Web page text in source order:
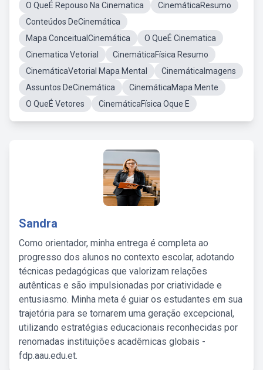
O QueÉ Repouso Na Cinematica
CinemáticaResumo
Conteúdos DeCinemática
Mapa ConceitualCinemática
O QueÉ Cinematica
Cinematica Vetorial
CinemáticaFísica Resumo
CinemáticaVetorial Mapa Mental
CinemáticaImagens
Assuntos DeCinemática
CinemáticaMapa Mente
O QueÉ Vetores
CinemáticaFísica Oque E
Sandra
Como orientador, minha entrega é completa ao
progresso dos alunos no contexto escolar, adotando
técnicas pedagógicas que valorizam relações
autênticas e são impulsionadas por criatividade e
entusiasmo. Minha meta é guiar os estudantes em sua
trajetória para se tornarem uma geração excepcional,
utilizando estratégias educacionais reconhecidas por
renomadas instituições acadêmicas globais -
fdp.aau.edu.et.